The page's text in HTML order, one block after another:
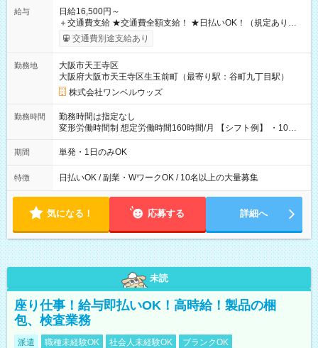
給与
日給16,500円～
＋交通費支給 ★交通費全額支給！ ★日払いOK！（規定あり） ┗
働いたその日に現金GET♪ お仕事後はコンビニATMから 日払
交通費別途支給あり
勤務地
大阪市天王寺区
大阪府大阪市天王寺区生玉前町（最寄り駅：谷町九丁目駅）
株式会社ワンベルウッズ
勤務時間
勤務時間は指定なし
変形労働時間制 想定労働時間160時間/月 【シフト例】 ・10：
00～20：00
期間 単発・1日のみOK
特徴 日払いOK / 副業・WワークOK / 10名以上の大量募集
気になる！ 応募する 詳細へ
未読
座り仕事！給与即払いOK！高時給！製品の梱
包、検査業務
派遣 職種未経験OK 社会人未経験OK
ブランクOK